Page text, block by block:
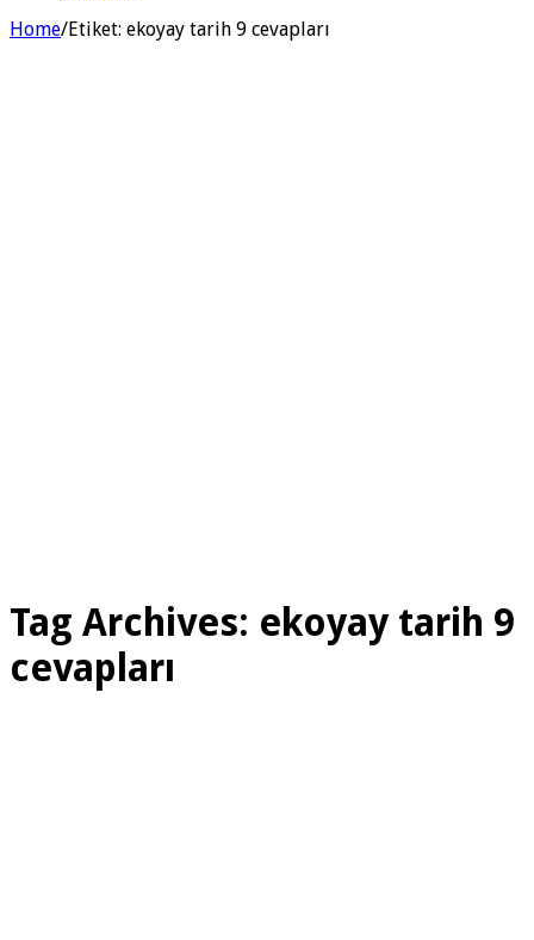
Home/Etiket: ekoyay tarih 9 cevapları
Tag Archives: ekoyay tarih 9
cevapları